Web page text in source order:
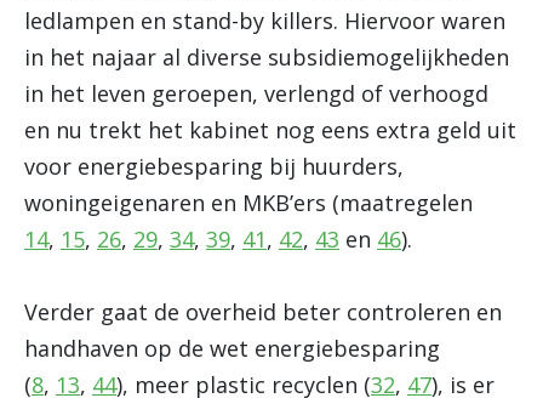
ledlampen en stand-by killers. Hiervoor waren
in het najaar al diverse subsidiemogelijkheden
in het leven geroepen, verlengd of verhoogd
en nu trekt het kabinet nog eens extra geld uit
voor energiebesparing bij huurders,
woningeigenaren en MKB’ers (maatregelen
14, 15, 26, 29, 34, 39, 41, 42, 43 en 46).
Verder gaat de overheid beter controleren en
handhaven op de wet energiebesparing
(8, 13, 44), meer plastic recyclen (32, 47), is er